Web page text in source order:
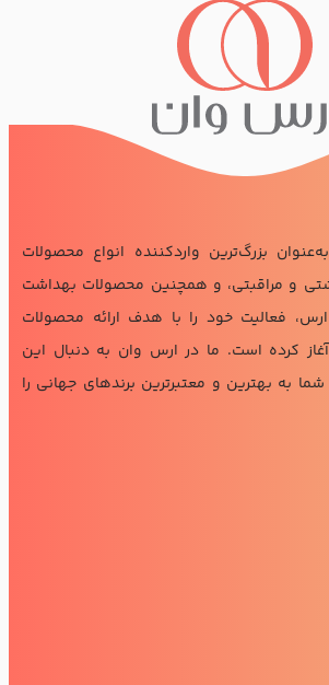
بزرگ‌ترین واردکننده انواع محصولات
و مراقبتی، و همچنین محصولات بهداشت
فعالیت خود را با هدف ارائه محصولات
آغاز کرده است. ما در ارس وان به دنبال این
به بهترین و معتبرترین برندهای جهانی را